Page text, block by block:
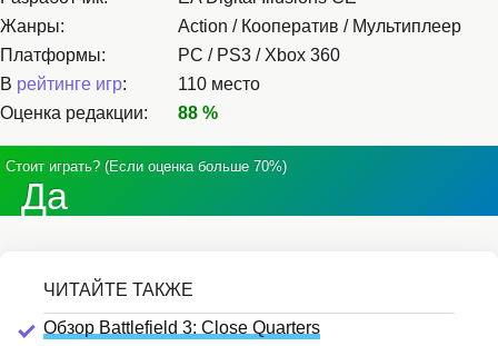
Жанры:
Action / Кооператив / Мультиплеер
Платформы:
PC / PS3 / Xbox 360
В рейтинге игр:
110 место
Оценка редакции:
88 %
Стоит играть? (Если оценка больше 70%)
Да
Обзор Battlefield 3: Close Quarters